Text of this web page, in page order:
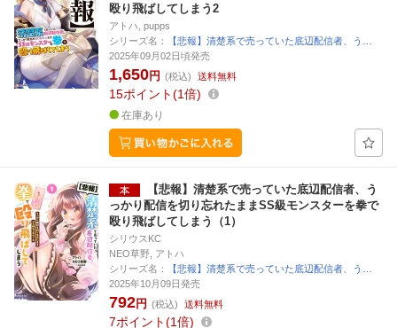
殴り飛ばしてしまう2
アトハ, pupps
シリーズ名：
【悲報】清楚系で売っていた底辺配信者、う…
2025年09月02日頃発売
1,650円 (税込) 送料無料
15ポイント 1倍
在庫あり
【悲報】清楚系で売っていた底辺配信者、う
っかり配信を切り忘れたままSS級モンスターを拳で
殴り飛ばしてしまう（1）
シリウスKC
NEO草野, アトハ
シリーズ名：
【悲報】清楚系で売っていた底辺配信者、う…
2025年10月09日発売
792円 (税込) 送料無料
7ポイント 1倍